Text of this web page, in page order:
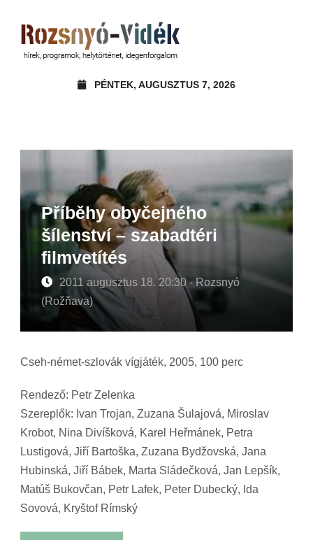
PÉNTEK, AUGUSZTUS 7, 2026
Příběhy obyčejného
šílenství – szabadtéri
filmvetítés
2011 augusztus 18. 20:30 - Rozsnyó
(Rožňava)
Cseh-német-szlovák vígjáték, 2005, 100 perc
Rendező: Petr Zelenka
Szereplők: Ivan Trojan, Zuzana Šulajová, Miroslav
Krobot, Nina Divíšková, Karel Heřmánek, Petra
Lustigová, Jiří Bartoška, Zuzana Bydžovská, Jana
Hubinská, Jiří Bábek, Marta Sládečková, Jan Lepšík,
Matúš Bukovčan, Petr Lafek, Peter Dubecký, Ida
Sovová, Kryštof Rímský